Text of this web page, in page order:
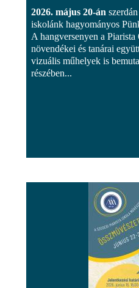
2026. május 20-án
iskolánk hagyományos
A hangversenyen a
növendékei és tanárai
vizuális műhelyek is
részében...